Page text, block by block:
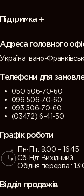
Підтримка
Адреса головного
Україна Івано-
Телефони для
050 506-70-60
096 506-70-60
093 506-70-60
(03472) 6-41-50
Графік роботи
Пн-Пт: 8:00 – 16:45
Сб-Нд: Вихідниий
Обідня перерва :
Відділ продажів